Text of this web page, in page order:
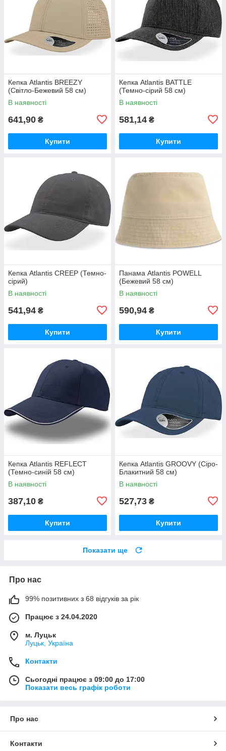
Кепка Atlantis BREEZY
(Світло-Бежевий 58 см)
В наявності
641,90 ₴
Купити
Кепка Atlantis BATTLE
(Темно-сірий 58 см)
В наявності
581,14 ₴
Купити
Кепка Atlantis CREEP (Темно-
сірий)
В наявності
541,94 ₴
Купити
Панама Atlantis POWELL
(Бежевий 58 см)
В наявності
590,94 ₴
Купити
Кепка Atlantis REFLECT
(Темно-синій 58 см)
В наявності
387,10 ₴
Купити
Кепка Atlantis GROOVY (Сіро-
Блакитний 58 см)
В наявності
527,73 ₴
Купити
Показати ще
Про нас
99% позитивних з 68 відгуків за рік
Працює з 24.04.2020
м. Луцьк
Луцьк, Україна
Контакти
Сьогодні працює з 09:00 до 17:00
Показати весь графік роботи
Про нас
Контакти